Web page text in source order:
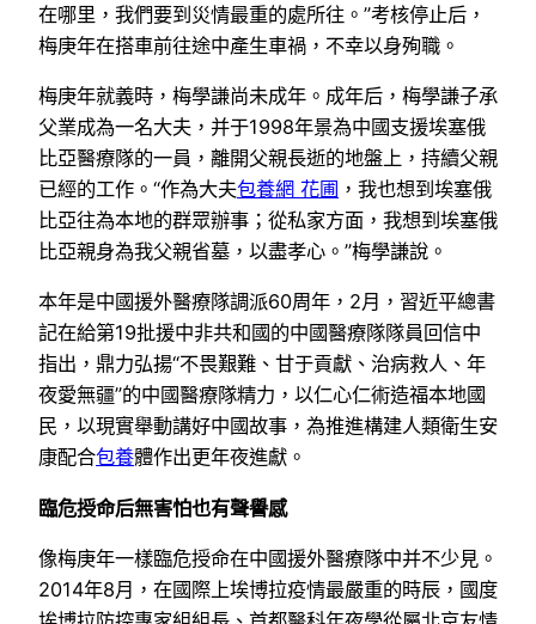
在哪里，我們要到災情最重的處所往。”考核停止后，
梅庚年在搭車前往途中產生車禍，不幸以身殉職。
梅庚年就義時，梅學謙尚未成年。成年后，梅學謙子承
父業成為一名大夫，并于1998年景為中國支援埃塞俄
比亞醫療隊的一員，離開父親長逝的地盤上，持續父親
已經的工作。“作為大夫包養網 花圃 ，我也想到埃塞俄
比亞往為本地的群眾辦事；從私家方面，我想到埃塞俄
比亞親身為我父親省墓，以盡孝心。”梅學謙說。
本年是中國援外醫療隊調派60周年，2月，習近平總書
記在給第19批援中非共和國的中國醫療隊隊員回信中
指出，鼎力弘揚“不畏艱難、甘于貢獻、治病救人、年
夜愛無疆”的中國醫療隊精力，以仁心仁術造福本地國
民，以現實舉動講好中國故事，為推進構建人類衛生安
康配合包養體作出更年夜進獻。
臨危授命后無害怕也有聲譽感
像梅庚年一樣臨危授命在中國援外醫療隊中并不少見。
2014年8月，在國際上埃博拉疫情最嚴重的時辰，國度